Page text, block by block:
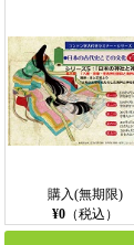
購入(無期限)
¥0 （税込）